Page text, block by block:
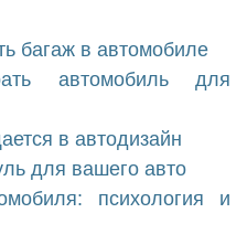
багаж в автомобиле
автомобиль для
в автодизайн
для вашего авто
психология и